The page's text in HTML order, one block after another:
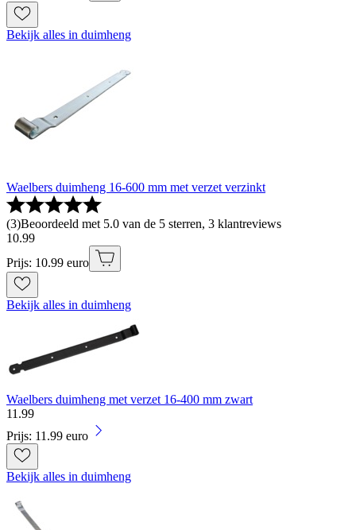
Bekijk alles in duimheng
Waelbers duimheng 16-600 mm met verzet verzinkt
(3)Beoordeeld met 5.0 van de 5 sterren, 3 klantreviews
10.99
Prijs: 10.99 euro
Bekijk alles in duimheng
Waelbers duimheng met verzet 16-400 mm zwart
11 .99
Prijs: 11.99 euro
Bekijk alles in duimheng